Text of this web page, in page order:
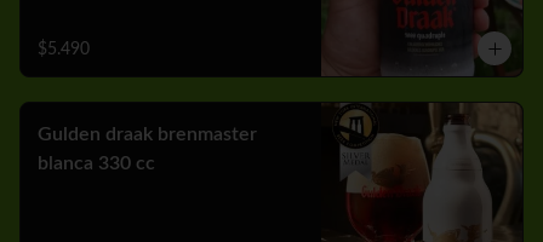
$5.490
Gulden draak brenmaster
blanca 330 cc